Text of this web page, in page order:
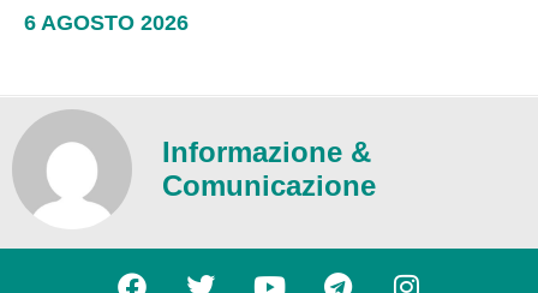
6 AGOSTO 2026
Informazione &
Comunicazione